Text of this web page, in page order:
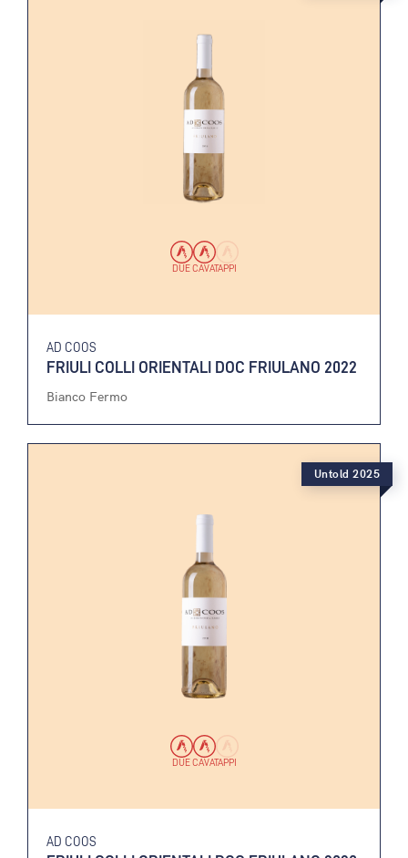
DUE CAVATAPPI
AD COOS
FRIULI COLLI ORIENTALI DOC FRIULANO 2022
Bianco Fermo
DUE CAVATAPPI
AD COOS
Untold 2025